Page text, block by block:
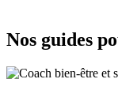
Nos guides